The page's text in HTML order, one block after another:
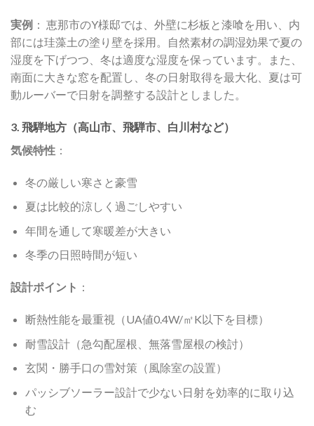
実例 ： 恵那市のY様邸では、外壁に杉板と漆喰を用い、内
部には珪藻土の塗り壁を採用。自然素材の調湿効果で夏の
湿度を下げつつ、冬は適度な湿度を保っています。また、
南面に大きな窓を配置し、冬の日射取得を最大化、夏は可
動ルーバーで日射を調整する設計としました。
3. 飛騨地方（高山市、飛騨市、白川村など）
気候特性 ：
冬の厳しい寒さと豪雪
夏は比較的涼しく過ごしやすい
年間を通して寒暖差が大きい
冬季の日照時間が短い
設計ポイント ：
断熱性能を最重視（UA値0.4W/㎡K以下を目標）
耐雪設計（急勾配屋根、無落雪屋根の検討）
玄関・勝手口の雪対策（風除室の設置）
パッシブソーラー設計で少ない日射を効率的に取り込
む